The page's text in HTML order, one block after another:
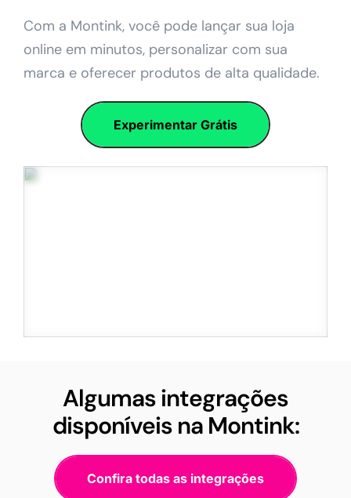
Com a Montink, você pode lançar sua loja
online em minutos, personalizar com sua
marca e oferecer produtos de alta qualidade.
Experimentar Grátis
Algumas integrações
disponíveis na Montink:
Confira todas as integrações